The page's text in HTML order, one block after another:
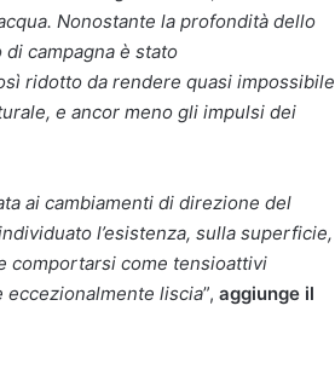
Nonostante la profondità dello
campagna è stato
ridotto da rendere quasi impossibile
e ancor meno gli impulsi dei
ai cambiamenti di direzione del
l’esistenza, sulla superficie,
comportarsi come tensioattivi
eccezionalmente liscia”, aggiunge il